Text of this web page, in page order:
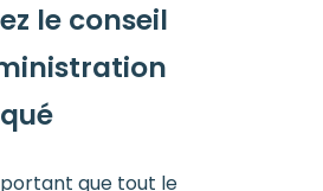
le conseil
que tout le